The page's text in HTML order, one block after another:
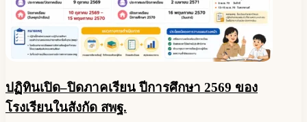
ปฏิทินเปิด–ปิดภาคเรียน ปีการศึกษา 2569 ของ
โรงเรียนในสังกัด สพฐ.